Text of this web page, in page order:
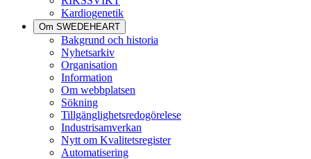
Kardiogenetik
Om SWEDEHEART
Bakgrund och historia
Nyhetsarkiv
Organisation
Information
Om webbplatsen
Sökning
Tillgänglighetsredogörelese
Industrisamverkan
Nytt om Kvalitetsregister
Automatisering